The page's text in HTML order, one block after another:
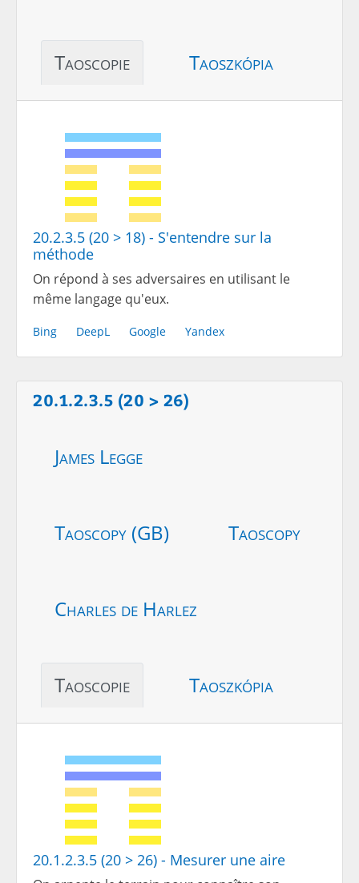
Taoscopie Taoszkópia
20.2.3.5 (20 > 18) - S'entendre sur la
méthode
On répond à ses adversaires en utilisant le
même langage qu'eux.
Bing DeepL Google Yandex
20.1.2.3.5 (20 > 26)
James Legge
Taoscopy (GB) Taoscopy
Charles de Harlez
Taoscopie Taoszkópia
20.1.2.3.5 (20 > 26) - Mesurer une aire